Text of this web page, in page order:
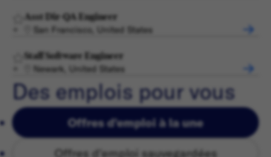
Asst Dir-QA Engineer
San Francisco, United States
Staff Software Engineer
Newark, United States
Des emplois pour vous
Offres d'emploi à la une
Offres d'emploi sauvegardées